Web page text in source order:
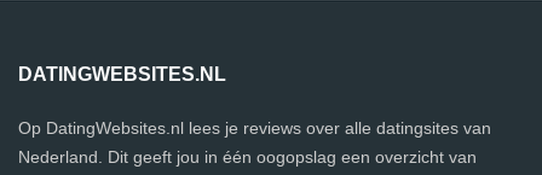
DATINGWEBSITES.NL
Op DatingWebsites.nl lees je reviews over alle datingsites van
Nederland. Dit geeft jou in één oogopslag een overzicht van